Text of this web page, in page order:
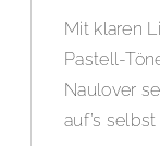
Mit klaren
Pastell-
Naulover
auf’s